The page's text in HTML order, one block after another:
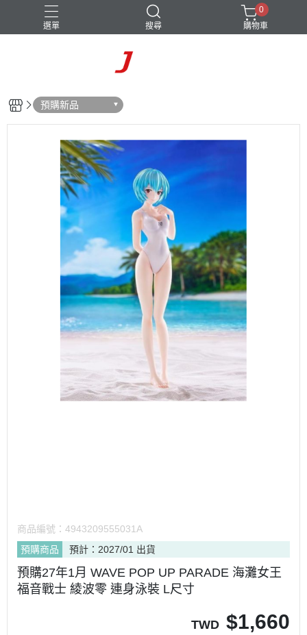
選單 搜尋
0
購物車
預購新品
商品編號： 4943209555031A
預購商品
預計：2027/01 出貨
預購27年1月 WAVE POP UP PARADE 海灘女王
福音戰士 綾波零 連身泳裝 L尺寸
TWD $1,660